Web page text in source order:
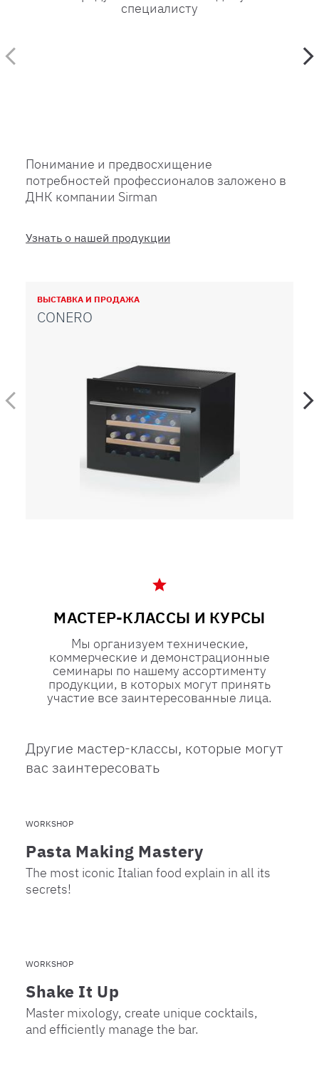
специалисту
Понимание и предвосхищение
потребностей профессионалов заложено в
ДНК компании Sirman
Узнать о нашей продукции
ВЫСТАВКА И ПРОДАЖА
CONERO
МАСТЕР-КЛАССЫ И КУРСЫ
Мы организуем технические,
коммерческие и демонстрационные
семинары по нашему ассортименту
продукции, в которых могут принять
участие все заинтересованные лица.
Другие мастер-классы, которые могут
вас заинтересовать
WORKSHOP
Pasta Making Mastery
The most iconic Italian food explain in all its
secrets!
WORKSHOP
Shake It Up
Master mixology, create unique cocktails,
and efficiently manage the bar.